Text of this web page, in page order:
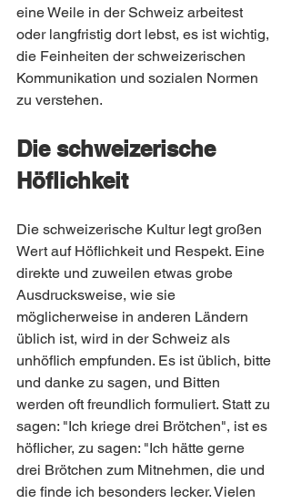
eine Weile in der Schweiz arbeitest
oder langfristig dort lebst, es ist wichtig,
die Feinheiten der schweizerischen
Kommunikation und sozialen Normen
zu verstehen.
Die schweizerische
Höflichkeit
Die schweizerische Kultur legt großen
Wert auf Höflichkeit und Respekt. Eine
direkte und zuweilen etwas grobe
Ausdrucksweise, wie sie
möglicherweise in anderen Ländern
üblich ist, wird in der Schweiz als
unhöflich empfunden. Es ist üblich, bitte
und danke zu sagen, und Bitten
werden oft freundlich formuliert. Statt zu
sagen: "Ich kriege drei Brötchen", ist es
höflicher, zu sagen: "Ich hätte gerne
drei Brötchen zum Mitnehmen, die und
die finde ich besonders lecker. Vielen